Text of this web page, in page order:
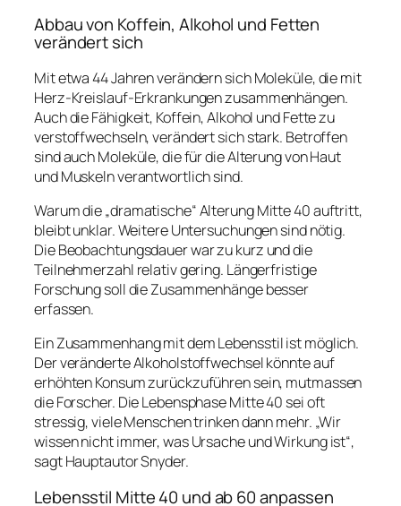
Abbau von Koffein, Alkohol und Fetten
verändert sich
Mit etwa 44 Jahren verändern sich Moleküle, die mit
Herz-Kreislauf-Erkrankungen zusammenhängen.
Auch die Fähigkeit, Koffein, Alkohol und Fette zu
verstoffwechseln, verändert sich stark. Betroffen
sind auch Moleküle, die für die Alterung von Haut
und Muskeln verantwortlich sind.
Warum die „dramatische“ Alterung Mitte 40 auftritt,
bleibt unklar. Weitere Untersuchungen sind nötig.
Die Beobachtungsdauer war zu kurz und die
Teilnehmerzahl relativ gering. Längerfristige
Forschung soll die Zusammenhänge besser
erfassen.
Ein Zusammenhang mit dem Lebensstil ist möglich.
Der veränderte Alkoholstoffwechsel könnte auf
erhöhten Konsum zurückzuführen sein, mutmassen
die Forscher. Die Lebensphase Mitte 40 sei oft
stressig, viele Menschen trinken dann mehr. „Wir
wissen nicht immer, was Ursache und Wirkung ist“,
sagt Hauptautor Snyder.
Lebensstil Mitte 40 und ab 60 anpassen